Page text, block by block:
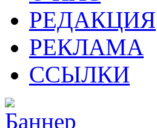
РЕДАКЦИЯ
РЕКЛАМА
ССЫЛКИ